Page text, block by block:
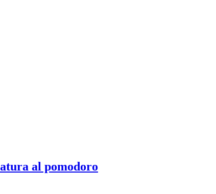
al pomodoro